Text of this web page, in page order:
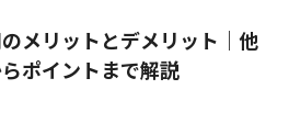
メリットとデメリット｜他
ポイントまで解説